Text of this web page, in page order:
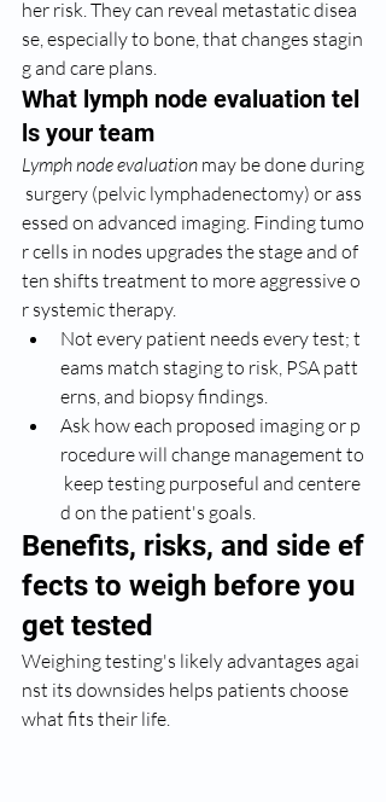
her risk. They can reveal metastatic disea
se, especially to bone, that changes stagin
g and care plans.
What lymph node evaluation tel
ls your team
Lymph node evaluation may be done during
surgery (pelvic lymphadenectomy) or ass
essed on advanced imaging. Finding tumo
r cells in nodes upgrades the stage and of
ten shifts treatment to more aggressive o
r systemic therapy.
Not every patient needs every test; t
eams match staging to risk, PSA patt
erns, and biopsy findings.
Ask how each proposed imaging or p
rocedure will change management to
keep testing purposeful and centere
d on the patient's goals.
Benefits, risks, and side ef
fects to weigh before you
get tested
Weighing testing's likely advantages agai
nst its downsides helps patients choose
what fits their life.